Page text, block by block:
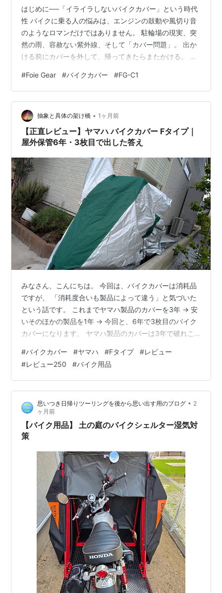
はじめに──「イライラしないバイクカバー」という時代
性 バイクに乗る人の悩みは、エンジンの鼓動や風切り音
のようなロマンだけではありません。 駐輪場の現実、突
然の雨、容赦ない紫外線、そして「カバー問題」。 出か
ける前にカバーを外して、帰ってきたらまたかける。 そ
布団、放っておけば邪魔者。 バイクライフの裏側で、ず
っと小さなストレスの種になっていたのが「バイクカバ
ー」でした。 そんな空気の中で登場したのが、 Foie
Gear（フォアギア）「イライラしない！ストレスフリー
なバイクカバー」FG-C1。 名前からして、かなり挑戦的
です。 「イライラしな…
#Foie Gear #バイクカバー #FG-C1
抽象と具体の架け橋 • 1ヶ月前
【正直レビュー】ヤマハ バイクカバー Fタイプ｜
屋外保管6年・3枚目で出した答え
みなさん、こんにちは。 今回は、バイクカバーは消耗品
ですが、 「消耗度合いも製品によって違う」と気づいた
という話です。 これまでヤマハ製品のカバーを3年 → 安
いそのほかの製品を1年 → 今回と、6年で3枚目のバイク
カバーになります。 ヤマハ製品のカバーは3年で破れこ
い替え。「次は安いそのほかの製品でいいか」と試した
ところ、これが1年もたずに破れる。結局、またヤマハ製
品に戻ってきました。今回購入したのが「バイクカバー
Fタイプ」です。 結論から言うと、屋外でバイクを長く
守るなら、私はヤマハ製品をおすすめします。「ヤマハ
製品は高い」という印象があ…
#バイクカバー #ヤマハ #Fタイプ #レビュー
#レビュー250 #バイク用品
思いつき日帰りツーリングを後から思い出す用のブログ • 2
ヶ月前
【バイク用品】 土の庭のバイクシェルター湿気対
策